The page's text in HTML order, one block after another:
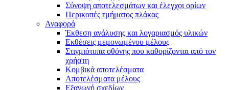
Σύνοψη αποτελεσμάτων και έλεγχοι ορίων
Περικοπές τμήματος πλάκας
Αναφορά
Έκθεση ανάλυσης και λογαριασμός υλικών
Εκθέσεις μεμονωμένου μέλους
Στιγμιότυπα οθόνης που καθορίζονται από τον
χρήστη
Κομβικά αποτελέσματα
Αποτελέσματα μέλους
Εξαγωγή σχεδίων